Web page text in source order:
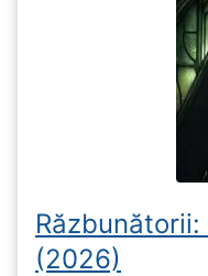
(2026)